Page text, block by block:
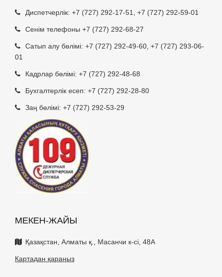
Диспетчерлік: +7 (727) 292-17-51 +7 (727) 292-59-01
Сенім телефоны +7 (727) 292-68-27
Сатып алу бөлімі: +7 (727) 292-49-60 +7 (727) 293-06-
01
Кадрлар бөлімі: +7 (727) 292-48-68
Бухгалтерлік есеп: +7 (727) 292-28-80
Заң бөлімі: +7 (727) 292-53-29
МЕКЕН-ЖАЙЫ
Қазақстан, Алматы қ., Масанчи к-сі, 48А
Картадан қараңыз